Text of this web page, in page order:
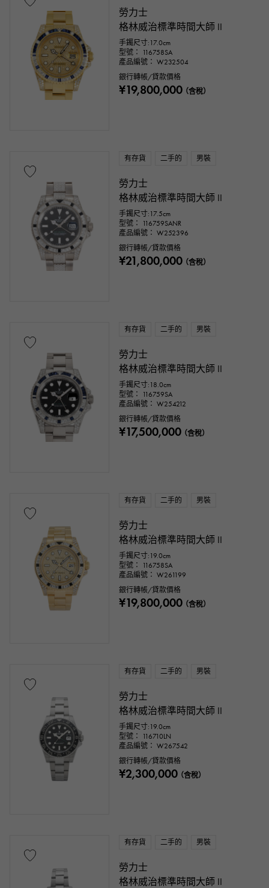
勞力士
格林威治標準時間大師 II
手鐲尺寸:17.0cm
型號： 116758SA
產品編號： W232504
銀行轉帳/貸款價格
¥19,800,000（含稅）
有存貨 二手的 男裝
勞力士
格林威治標準時間大師 II
手鐲尺寸:17.5cm
型號： 116759SANR
產品編號： W252396
銀行轉帳/貸款價格
¥21,800,000（含稅）
有存貨 二手的 男裝
勞力士
格林威治標準時間大師 II
手鐲尺寸:18.0cm
型號： 116759SA
產品編號： W254212
銀行轉帳/貸款價格
¥17,500,000（含稅）
有存貨 二手的 男裝
勞力士
格林威治標準時間大師 II
手鐲尺寸:19.0cm
型號： 116758SA
產品編號： W261199
銀行轉帳/貸款價格
¥19,800,000（含稅）
有存貨 二手的 男裝
勞力士
格林威治標準時間大師 II
手鐲尺寸:19.0cm
型號： 116710LN
產品編號： W267542
銀行轉帳/貸款價格
¥2,300,000（含稅）
有存貨 二手的 男裝
勞力士
格林威治標準時間大師 II